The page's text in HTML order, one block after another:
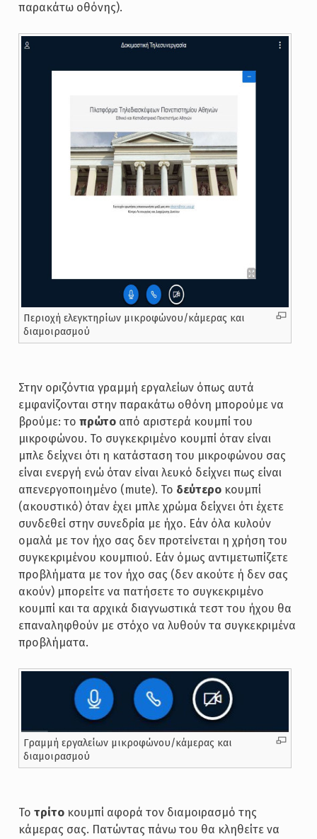
παρακάτω οθόνης).
Περιοχή ελεγκτηρίων μικροφώνου/κάμερας και
διαμοιρασμού
Στην οριζόντια γραμμή εργαλείων όπως αυτά
εμφανίζονται στην παρακάτω οθόνη μπορούμε να
βρούμε: το πρώτοαπό αριστερά κουμπί του
μικροφώνου. Το συγκεκριμένο κουμπί όταν είναι
μπλε δείχνει ότι η κατάσταση του μικροφώνου σας
είναι ενεργή ενώ όταν είναι λευκό δείχνει πως είναι
απενεργοποιημένο (mute). Το δεύτεροκουμπί
(ακουστικό) όταν έχει μπλε χρώμα δείχνει ότι έχετε
συνδεθεί στην συνεδρία με ήχο. Εάν όλα κυλούν
ομαλά με τον ήχο σας δεν προτείνεται η χρήση του
συγκεκριμένου κουμπιού. Εάν όμως αντιμετωπίζετε
προβλήματα με τον ήχο σας (δεν ακούτε ή δεν σας
ακούν) μπορείτε να πατήσετε το συγκεκριμένο
κουμπί και τα αρχικά διαγνωστικά τεστ του ήχου θα
επαναληφθούν με στόχο να λυθούν τα συγκεκριμένα
προβλήματα.
Γραμμή εργαλείων μικροφώνου/κάμερας και
διαμοιρασμού
Το τρίτοκουμπί αφορά τον διαμοιρασμό της
κάμερας σας. Πατώντας πάνω του θα κληθείτε να